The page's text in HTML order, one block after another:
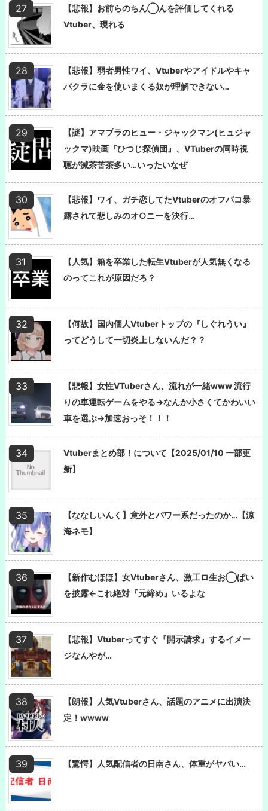
【悲報】お前らのちん◯んを評価してくれる
Vtuber、現れる
【悲報】弱者男性ワイ、Vtuberやアイドルやキャ
バクラに金を使いまくる奴が理解できない…
【謎】アマプラのヒュー・ジャックマン(ヒュジャ
ックマ)映画『ひつじ探偵団』、VTuberの同時視
聴が滅茶苦茶多い…いったいなぜ
【悲報】ワイ、ガチ恋してたVtuberのオフパコ暴
露されて悲しみのオ○ニーを決行…
【人気】箱を卒業した転生Vtuberが人気無くなる
のってこれが原因だろ？
【何故】国内個人Vtuberトップの『しぐれうい』
ってどうして一切炎上しないんだ？？
【悲報】女性VTuberさん、流れが一緒www 流行
りの車運転ゲームをやる→なんか小さくてかわいい
車を選ぶ→加速おっそ！！！
Vtuberまとめ部！について【2025/01/10 一部更
新】
【ななしいんく】意外とパワー系だったのか…【涼
海ネモ】
【新作むほほ】女Vtuberさん、激工ロ生お◯ぱい
を披露←これ絶対『元締め』いるよな
【悲報】Vtuberってすぐ『開示請求』するイメー
ジなんやが…
【朗報】人気Vtuberさん、話題のアニメに出演決
定！wwww
【驚愕】人気配信者の日南さん、体重がヤバい…